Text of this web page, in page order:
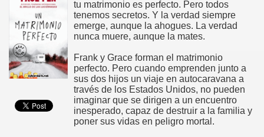
tu matrimonio es perfecto. Pero todos
tenemos secretos. Y la verdad siempre
emerge, aunque la ahogues. La verdad
nunca muere, aunque la mates.
Frank y Grace forman el matrimonio
perfecto. Pero cuando emprenden junto a
sus dos hijos un viaje en autocaravana a
través de los Estados Unidos, no pueden
imaginar que se dirigen a un encuentro
inesperado, capaz de destruir a la familia y
poner sus vidas en peligro mortal.